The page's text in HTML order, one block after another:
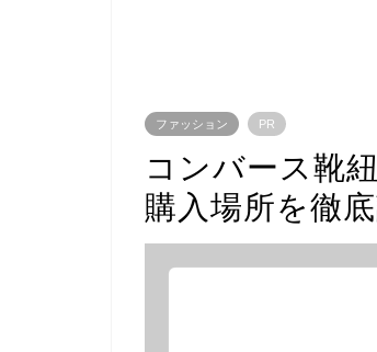
ファッション PR
コンバース靴
購入場所を徹